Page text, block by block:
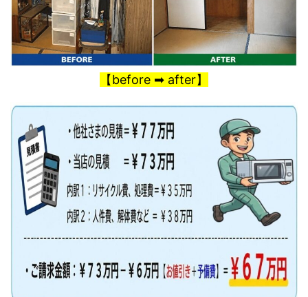
【before ➡ after】